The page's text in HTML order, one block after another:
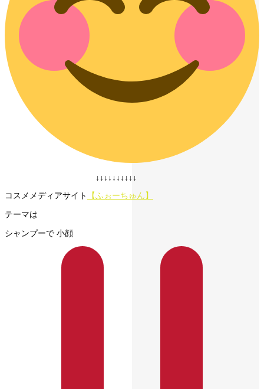
↓↓↓↓↓↓↓↓↓↓
コスメメディアサイト
【ふぉーちゅん】
テーマは
シャンプーで 小顔